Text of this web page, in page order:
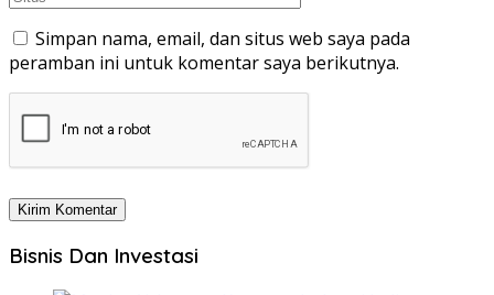
Simpan nama, email, dan situs web saya pada
peramban ini untuk komentar saya berikutnya.
Bisnis Dan Investasi